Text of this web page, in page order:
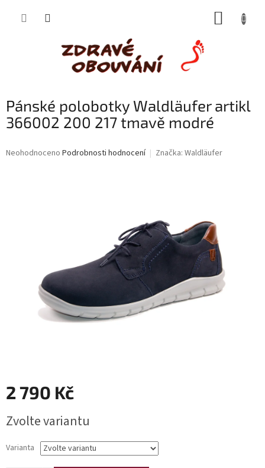
Pánské polobotky Waldläufer artikl
366002 200 217 tmavě modré
Průměrné
Neohodnoceno Podrobnosti hodnocení Značka: Waldläufer
2 790 Kč
cena:
Zvolte variantu
Varianta